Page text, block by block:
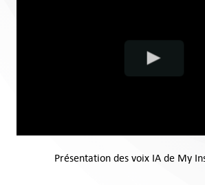
Présentation des voix IA de My